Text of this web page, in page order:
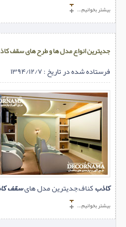
بیشتر بخوانیم...
جدیترین انواع مدل ها و طرح های سقف
فرستاده شده در تاریخ : ۱۳۹۴/۱۲/۷
کاذبکناف,جدیترین مدل هایسقف
بیشتر بخوانیم...